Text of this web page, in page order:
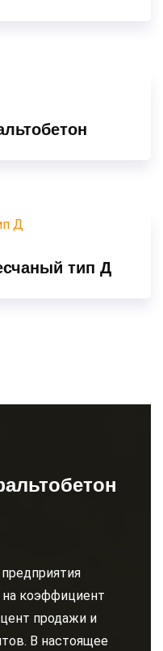
тип Д
на коэффициент
продажи и
В настоящее